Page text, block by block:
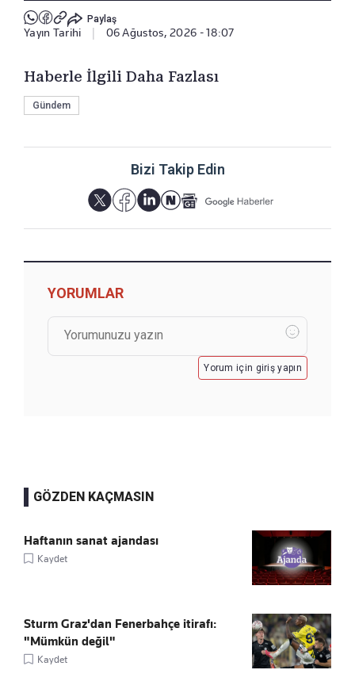
Paylaş
Yayın Tarihi 06 Ağustos, 2026 - 18:07
Haberle İlgili Daha Fazlası
Gündem
Bizi Takip Edin
YORUMLAR
Yorum için giriş yapın
GÖZDEN KAÇMASIN
Haftanın sanat ajandası
Kaydet
Sturm Graz'dan Fenerbahçe itirafı:
"Mümkün değil"
Kaydet